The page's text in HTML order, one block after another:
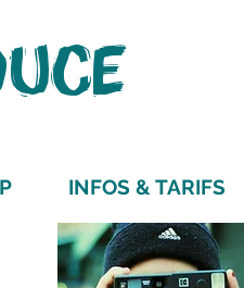
INFOS & TARIFS